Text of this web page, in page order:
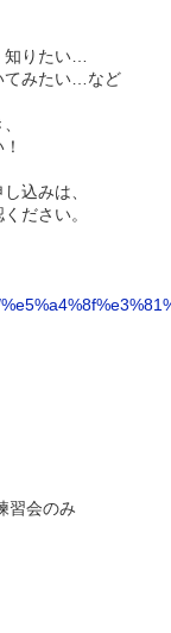
りたい…
てみたい…など
込みは、
ださい。
会のみ